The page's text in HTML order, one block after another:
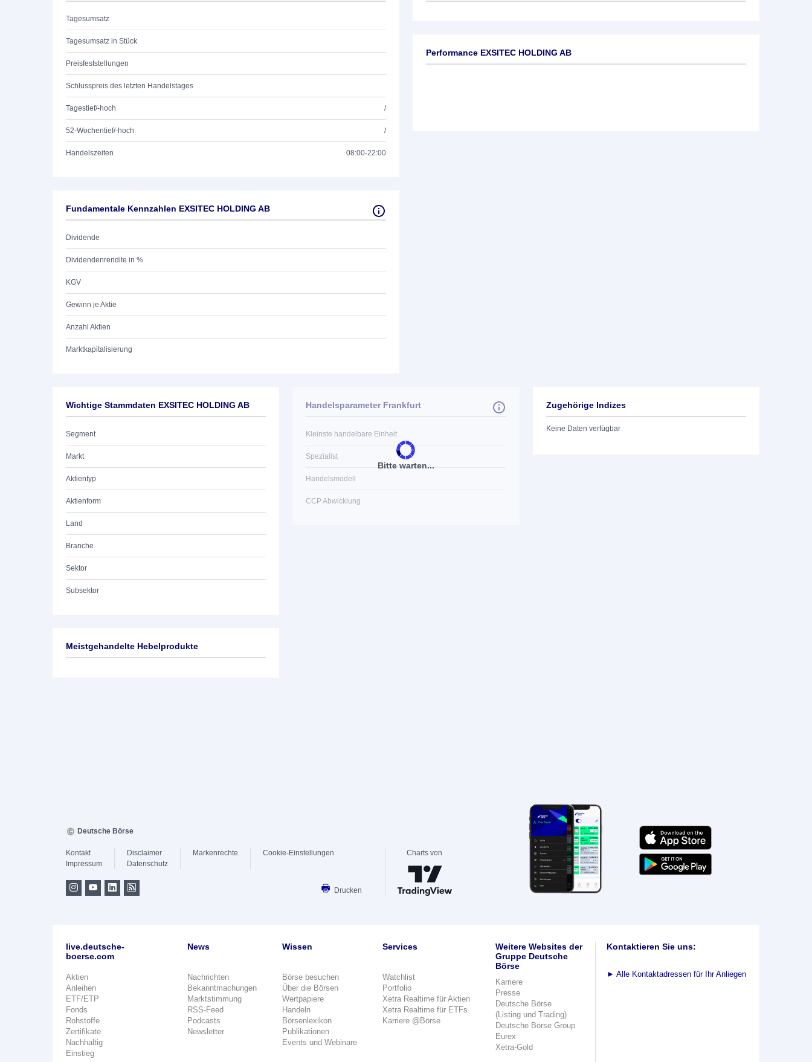
Tagesumsatz
Tagesumsatz in Stück
Preisfeststellungen
Schlusspreis des letzten Handelstages
Tagestief/-hoch /
52-Wochentief/-hoch /
Handelszeiten 08:00-22:00
Fundamentale Kennzahlen EXSITEC HOLDING AB
Dividende
Dividendenrendite in %
KGV
Gewinn je Aktie
Anzahl Aktien
Marktkapitalisierung
Performance EXSITEC HOLDING AB
Wichtige Stammdaten EXSITEC HOLDING AB
Segment
Markt
Aktientyp
Aktienform
Land
Branche
Sektor
Subsektor
Bitte warten...
Handelsparameter Frankfurt
Kleinste handelbare Einheit
Spezialist
Handelsmodell
CCP Abwicklung
Zugehörige Indizes
Keine Daten verfügbar
Meistgehandelte Hebelprodukte
Deutsche Börse
Kontakt
Impressum
Disclaimer
Datenschutz
Markenrechte Cookie-Einstellungen
Drucken
Charts von
live.deutsche-
boerse.com
Aktien
Anleihen
ETF/ETP
Fonds
Rohstoffe
Zertifikate
Nachhaltig
Einstieg
News
Nachrichten
Bekanntmachungen
Marktstimmung
RSS-Feed
Podcasts
Newsletter
Wissen
Börse besuchen
Über die Börsen
Wertpapiere
Handeln
Börsenlexikon
Publikationen
Events und Webinare
Services
Watchlist
Portfolio
Xetra Realtime für Aktien
Xetra Realtime für ETFs
Karriere @Börse
Weitere Websites der
Gruppe Deutsche
Börse
Karriere
Presse
Deutsche Börse
(Listing und Trading)
Deutsche Börse Group
Eurex
Xetra-Gold
Kontaktieren Sie uns:
► Alle Kontaktadressen für Ihr Anliegen